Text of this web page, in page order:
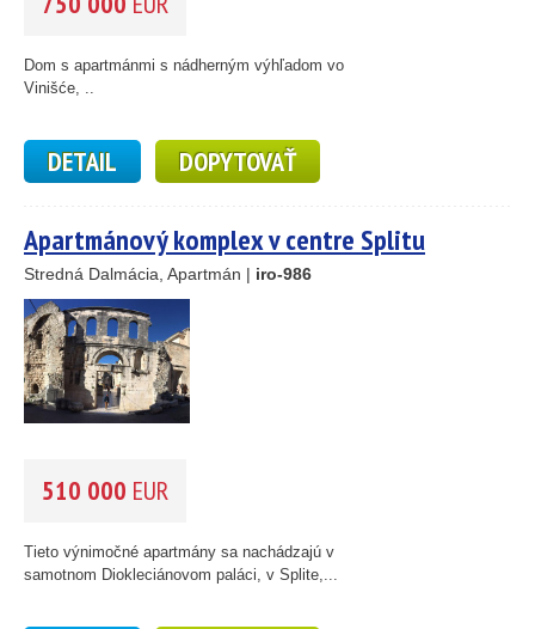
Dom s apartmánmi s nádherným výhľadom vo
Vinišće, ..
DETAIL DOPYTOVAŤ
Apartmánový komplex v centre Splitu
Stredná Dalmácia, Apartmán | iro-986
510 000 EUR
Tieto výnimočné apartmány sa nachádzajú v
samotnom Diokleciánovom paláci, v Splite,...